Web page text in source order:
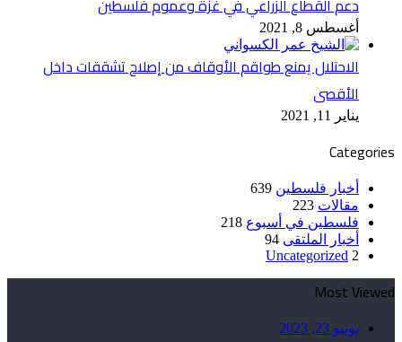
أغسطس 8, 2021
الاحتلال يمنع طواقم الأوقاف من إصلاح تشققات داخل
الأقصى
يناير 11, 2021
Categories
أخبار فلسطين 639
مقالات 223
فلسطين في أسبوع 218
أخبار الملتقى 94
Uncategorized 2
Most Viewed
يونيو 23, 2023